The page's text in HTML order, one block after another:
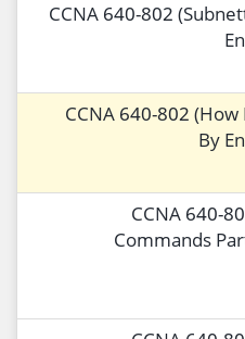
06-CCNA 640-802
07-CCNA 640-802
By
08-CCNA
Commands